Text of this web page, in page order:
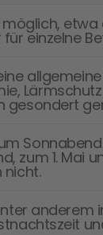
einzelne
gesondert
zum 1. Mai
nicht.
anderem